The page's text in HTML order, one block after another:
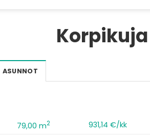
Korpikuja
ASUNNOT
79,00 m2
931,14 €/kk